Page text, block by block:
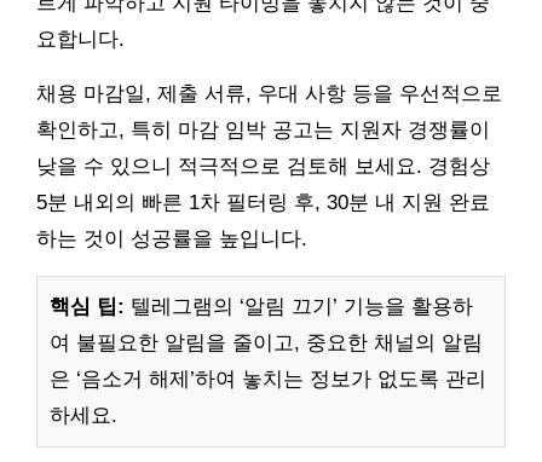
요합니다.
채용 마감일, 제출 서류, 우대 사항 등을 우선적으로
확인하고, 특히 마감 임박 공고는 지원자 경쟁률이
낮을 수 있으니 적극적으로 검토해 보세요. 경험상
5분 내외의 빠른 1차 필터링 후, 30분 내 지원 완료
하는 것이 성공률을 높입니다.
핵심 팁: 텔레그램의 ‘알림 끄기’ 기능을 활용하
여 불필요한 알림을 줄이고, 중요한 채널의 알림
은 ‘음소거 해제’하여 놓치는 정보가 없도록 관리
하세요.